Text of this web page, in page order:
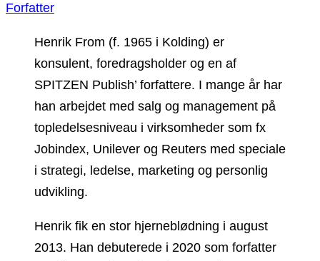
Forfatter
Henrik From (f. 1965 i Kolding) er
konsulent, foredragsholder og en af
SPITZEN Publish’ forfattere. I mange år har
han arbejdet med salg og management på
topledelsesniveau i virksomheder som fx
Jobindex, Unilever og Reuters med speciale
i strategi, ledelse, marketing og personlig
udvikling.
Henrik fik en stor hjerneblødning i august
2013. Han debuterede i 2020 som forfatter